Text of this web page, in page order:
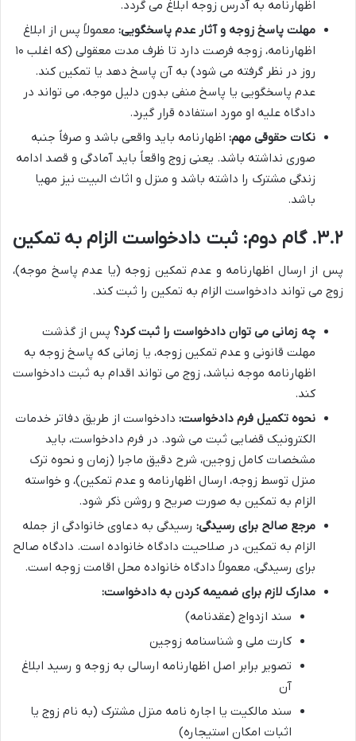
اظهارنامه به آدرس زوجه ابلاغ می گردد.
مهلت پاسخ زوجه و آثار عدم پاسخگویی: معمولاً پس از ابلاغ
اظهارنامه، زوجه فرصت دارد تا ظرف مدت معقولی (که اغلب ۱۰
روز در نظر گرفته می شود) به آن پاسخ دهد یا تمکین کند.
عدم پاسخگویی یا پاسخ منفی بدون دلیل موجه، می تواند در
دادگاه علیه او مورد استفاده قرار گیرد.
نکات حقوقی مهم: اظهارنامه باید واقعی باشد و صرفاً جنبه
صوری نداشته باشد. یعنی زوج واقعاً باید آمادگی و قصد ادامه
زندگی مشترک را داشته باشد و منزل و اثاث البیت نیز مهیا
باشد.
۳.۲. گام دوم: ثبت دادخواست الزام به تمکین
پس از ارسال اظهارنامه و عدم تمکین زوجه (یا عدم پاسخ موجه)،
زوج می تواند دادخواست الزام به تمکین را ثبت کند.
چه زمانی می توان دادخواست را ثبت کرد؟ پس از گذشت
مهلت قانونی و عدم تمکین زوجه، یا زمانی که پاسخ زوجه به
اظهارنامه موجه نباشد، زوج می تواند اقدام به ثبت دادخواست
کند.
نحوه تکمیل فرم دادخواست: دادخواست از طریق دفاتر خدمات
الکترونیک قضایی ثبت می شود. در فرم دادخواست، باید
مشخصات کامل زوجین، شرح دقیق ماجرا (زمان و نحوه ترک
منزل توسط زوجه، ارسال اظهارنامه و عدم تمکین)، و خواسته
الزام به تمکین به صورت صریح و روشن ذکر شود.
مرجع صالح برای رسیدگی: رسیدگی به دعاوی خانوادگی از جمله
الزام به تمکین، در صلاحیت دادگاه خانواده است. دادگاه صالح
برای رسیدگی، معمولاً دادگاه خانواده محل اقامت زوجه است.
مدارک لازم برای ضمیمه کردن به دادخواست:
سند ازدواج (عقدنامه)
کارت ملی و شناسنامه زوجین
تصویر برابر اصل اظهارنامه ارسالی به زوجه و رسید ابلاغ
آن
سند مالکیت یا اجاره نامه منزل مشترک (به نام زوج یا
اثبات امکان استیجاره)